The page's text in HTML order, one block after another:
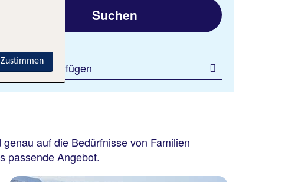
Suchen
Filter hinzufügen
auf die Bedürfnisse von Familien
passende Angebot.
Zustimmen